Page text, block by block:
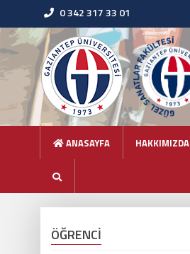
0 342 317 33 01
ANASAYFA HAKKIMIZDA
ÖĞRENCİ